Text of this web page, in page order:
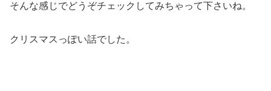
そんな感じでどうぞチェックしてみちゃって下さいね。
クリスマスっぽい話でした。